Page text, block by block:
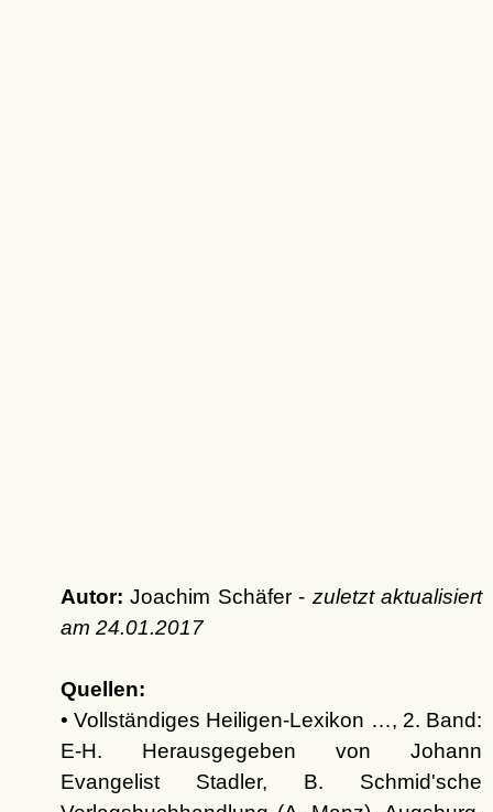
Autor: Joachim Schäfer - zuletzt aktualisiert
am 24.01.2017
Quellen:
• Vollständiges Heiligen-Lexikon …, 2. Band:
E-H. Herausgegeben von Johann
Evangelist Stadler, B. Schmid'sche